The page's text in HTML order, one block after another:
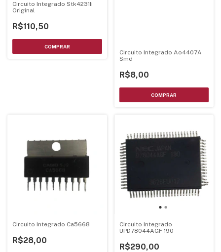
Circuito Integrado Stk4231Ii
Original
R$110,50
Circuito Integrado Ao4407A
Smd
R$8,00
Circuito Integrado Ca5668
R$28,00
Circuito Integrado
UPD78044AGF 190
R$290,00